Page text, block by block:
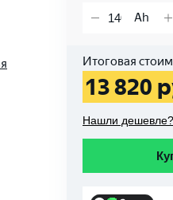
Итоговая
13 820
Нашли